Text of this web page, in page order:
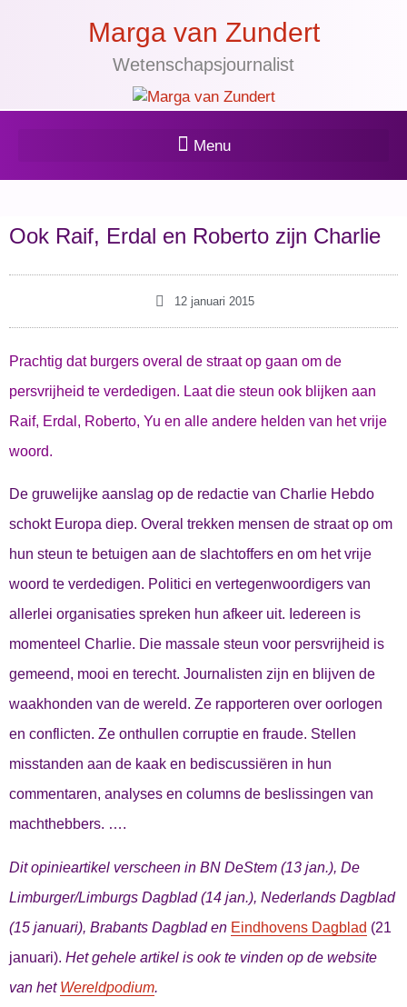
Marga van Zundert
Wetenschapsjournalist
Ook Raif, Erdal en Roberto zijn Charlie
12 januari 2015
Prachtig dat burgers overal de straat op gaan om de
persvrijheid te verdedigen. Laat die steun ook blijken aan
Raif, Erdal, Roberto, Yu en alle andere helden van het vrije
woord.
De gruwelijke aanslag op de redactie van Charlie Hebdo
schokt Europa diep. Overal trekken mensen de straat op om
hun steun te betuigen aan de slachtoffers en om het vrije
woord te verdedigen. Politici en vertegenwoordigers van
allerlei organisaties spreken hun afkeer uit. Iedereen is
momenteel Charlie. Die massale steun voor persvrijheid is
gemeend, mooi en terecht. Journalisten zijn en blijven de
waakhonden van de wereld. Ze rapporteren over oorlogen
en conflicten. Ze onthullen corruptie en fraude. Stellen
misstanden aan de kaak en bediscussiëren in hun
commentaren, analyses en columns de beslissingen van
machthebbers. ….
Dit opinieartikel verscheen in BN DeStem (13 jan.), De
Limburger/Limburgs Dagblad (14 jan.), Nederlands Dagblad
(15 januari), Brabants Dagblad en Eindhovens Dagblad (21
januari). Het gehele artikel is ook te vinden op de website
van het Wereldpodium.